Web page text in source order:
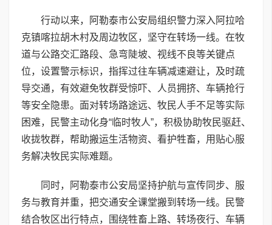
行动以来，阿勒泰市公安局组织警力深入阿拉哈
克镇喀拉胡木村及周边牧区，坚守在转场一线。在牧
道与公路交汇路段、急弯陡坡、视线不良等关键点
位，设置警示标识，指挥过往车辆减速避让，及时疏
导交通，有效避免牧群受惊吓、人员拥挤、车辆抢行
等安全隐患。面对转场路途远、牧民人手不足等实际
困难，民警主动化身“临时牧人”，积极协助牧民驱赶、
收拢牧群，帮助搬运生活物资、看护牲畜，用贴心服
务解决牧民实际难题。
同时，阿勒泰市公安局坚持护航与宣传同步、服
务与教育并重，把交通安全课堂搬到转场一线。民警
结合牧区出行特点，围绕牲畜上路、转场夜行、车辆